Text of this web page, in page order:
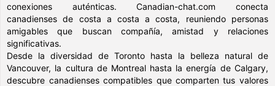
conexiones auténticas. Canadian-chat.com conecta
canadienses de costa a costa a costa, reuniendo personas
amigables que buscan compañía, amistad y relaciones
significativas.
Desde la diversidad de Toronto hasta la belleza natural de
Vancouver, la cultura de Montreal hasta la energía de Calgary,
descubre canadienses compatibles que comparten tus valores